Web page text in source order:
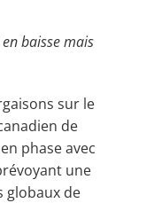
baisse mais
sur le
de
phase avec
une
globaux de